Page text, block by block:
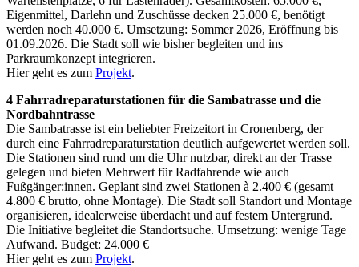
Eigenmittel, Darlehn und Zuschüsse decken 25.000 €, benötigt
werden noch 40.000 €. Umsetzung: Sommer 2026, Eröffnung bis
01.09.2026. Die Stadt soll wie bisher begleiten und ins
Parkraumkonzept integrieren.
Hier geht es zum Projekt.
4 Fahrradreparaturstationen für die Sambatrasse und die
Nordbahntrasse
Die Sambatrasse ist ein beliebter Freizeitort in Cronenberg, der
durch eine Fahrradreparaturstation deutlich aufgewertet werden soll.
Die Stationen sind rund um die Uhr nutzbar, direkt an der Trasse
gelegen und bieten Mehrwert für Radfahrende wie auch
Fußgänger:innen. Geplant sind zwei Stationen à 2.400 € (gesamt
4.800 € brutto, ohne Montage). Die Stadt soll Standort und Montage
organisieren, idealerweise überdacht und auf festem Untergrund.
Die Initiative begleitet die Standortsuche. Umsetzung: wenige Tage
Aufwand. Budget: 24.000 €
Hier geht es zum Projekt.